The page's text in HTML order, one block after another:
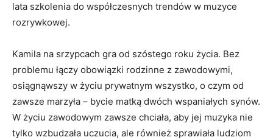
lata szkolenia do współczesnych trendów w muzyce
rozrywkowej.
Kamila na srzypcach gra od szóstego roku życia. Bez
problemu łączy obowiązki rodzinne z zawodowymi,
osiągnąwszy w życiu prywatnym wszystko, o czym od
zawsze marzyła – bycie matką dwóch wspaniałych synów.
W życiu zawodowym zawsze chciała, aby jej muzyka nie
tylko wzbudzała uczucia, ale również sprawiała ludziom